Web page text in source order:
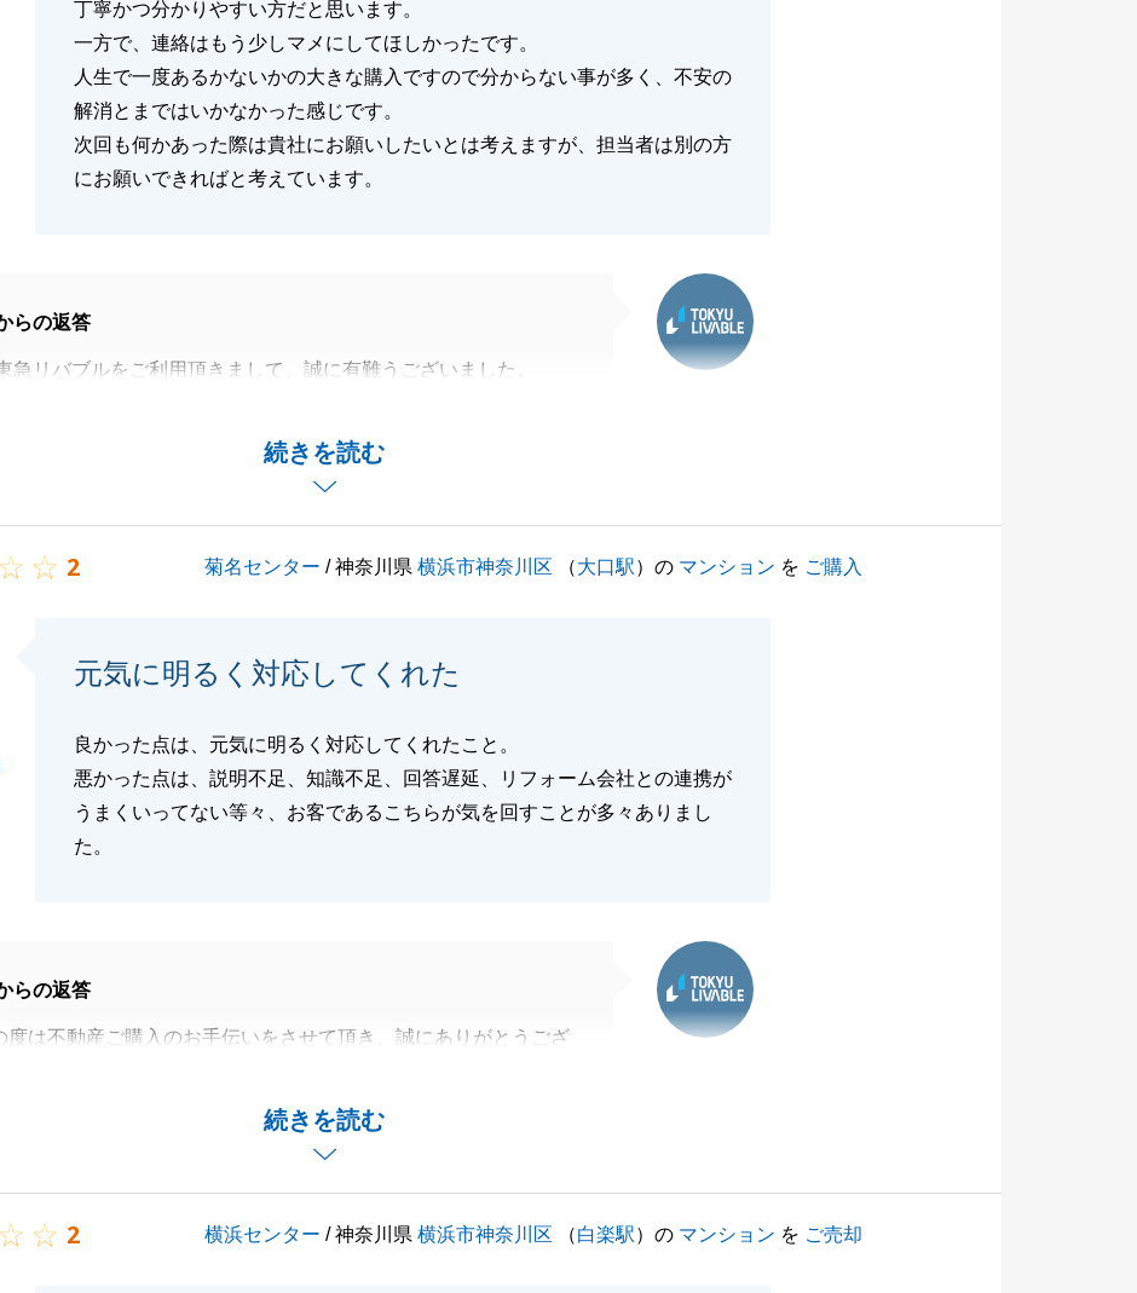
丁寧かつ分かりやすい方だと思います。
一方で、連絡はもう少しマメにしてほしかったです。
人生で一度あるかないかの大きな購入ですので分からない事が多く、不安の
解消とまではいかなかった感じです。
次回も何かあった際は貴社にお願いしたいとは考えますが、担当者は別の方
にお願いできればと考えています。
続きを読む
らの返答
急リバブルをご利用頂きまして、誠に有難うございました。
まいのため、細やかなご連絡ができず不安を与えてしまい、申し
お困りの事がございましたらお知り合いの方も含め、お気軽にお
ち申し上げております。
閉じる
2 菊名センター / 神奈川県横浜市神奈川区 （大口駅）の マンション を ご購入
元気に明るく対応してくれた
良かった点は、元気に明るく対応してくれたこと。
悪かった点は、説明不足、知識不足、回答遅延、リフォーム会社との連携が
うまくいってない等々、お客であるこちらが気を回すことが多々ありまし
た。
続きを読む
らの返答
度は不動産ご購入のお手伝いをさせて頂き、誠にありがとうござ
い中、貴重なご意見をいただきまして、感謝申し上げます。
の不手際で、H様へ不快な思いをさせてしまいましたこと、大変
ご意見を真摯に受け止め、今後の営業活動に邁進して参ります。
2 横浜センター / 神奈川県横浜市神奈川区 （白楽駅）の マンション を ご売却